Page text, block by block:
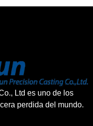
Ltd es uno de los
perdida del mundo.